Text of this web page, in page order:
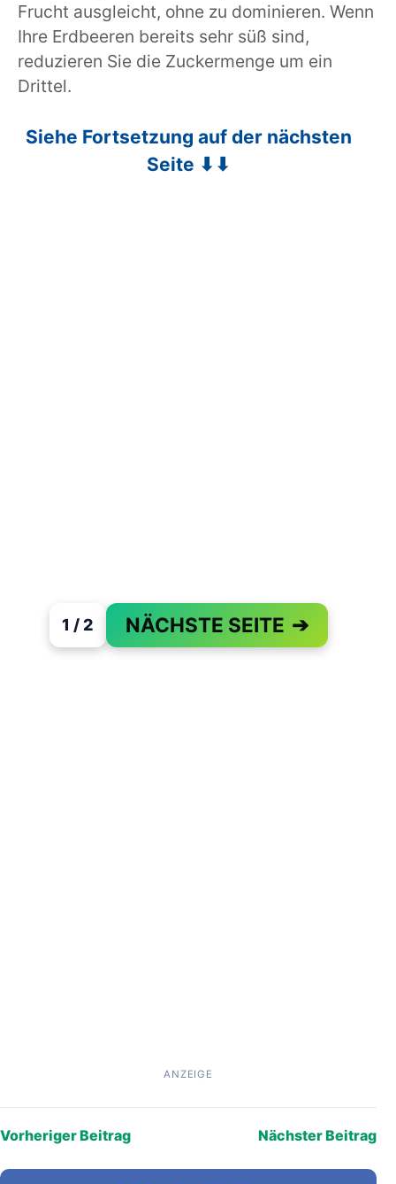
Frucht ausgleicht, ohne zu dominieren. Wenn
Ihre Erdbeeren bereits sehr süß sind,
reduzieren Sie die Zuckermenge um ein
Drittel.
Siehe Fortsetzung auf der nächsten
Seite ⬇⬇
1 / 2 NÄCHSTE SEITE ➔
PAGE 1 OF 2
ANZEIGE
Vorheriger Beitrag Nächster Beitrag